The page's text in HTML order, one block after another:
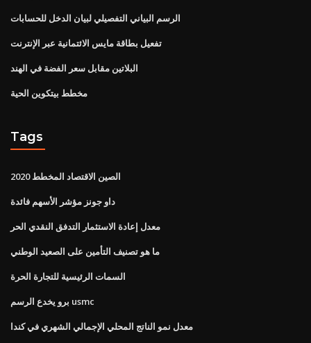
الرسم البياني التفصيلي لبيان الدخل للحسابات
تفعيل بطاقة مايس الائتمانية عبر الإنترنت
البلاتين مقابل سعر الفضة في الهند
مخطط بيتكوين الحية
Tags
الصين الاقتصاد المخطط 2020
داو جونز مؤشر الأسهم فائدة
معدل إعادة الاستثمار التدفق النقدي الحر
ما هو تصنيف التأمين على الصعيد الوطني
السمات الرئيسية للتجارة الحرة
برو يخدع الرسم usmc
معدل نمو الناتج المحلي الإجمالي الشهري في كندا